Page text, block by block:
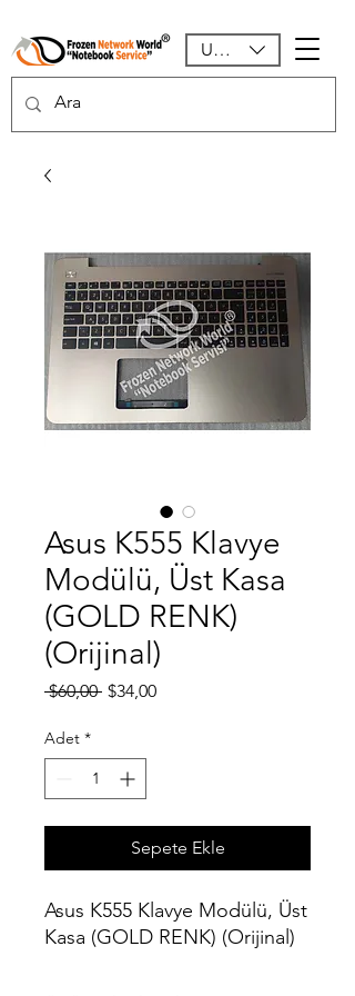
USD ($)
Asus K555 Klavye
Modülü, Üst Kasa
(GOLD RENK)
(Orijinal)
$60,00 Normal
$34,00İndirimli
Adet *
Sepete Ekle
Asus K555 Klavye Modülü, Üst
Kasa (GOLD RENK) (Orijinal)